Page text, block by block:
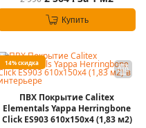
Купить
14% скидка
ПВХ Покрытие Calitex
Elementals Yappa Herringbone
Click ES903 610x150x4 (1,83 м2)